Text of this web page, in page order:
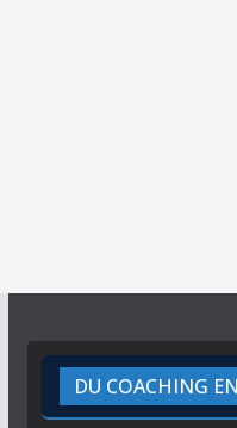
DU COACHING